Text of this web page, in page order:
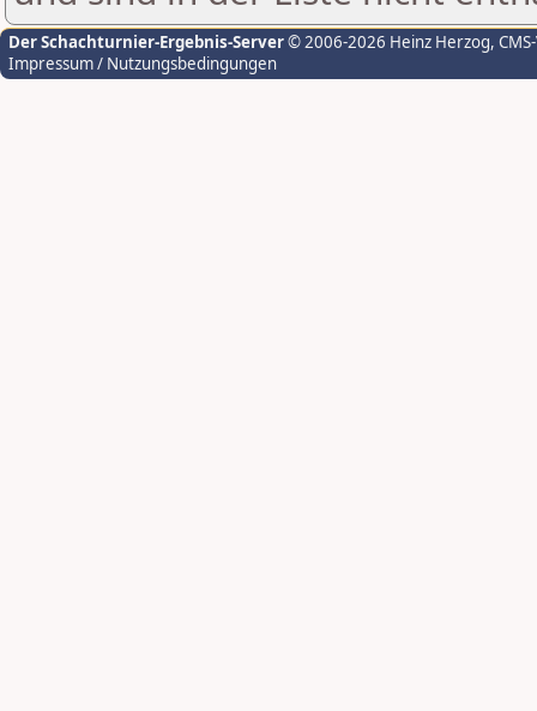
Der Schachturnier-Ergebnis-Server© 2006-2026 Heinz Herzog,
Impressum / Nutzungsbedingungen